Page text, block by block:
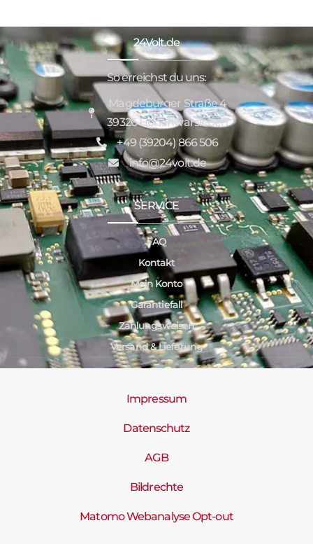
24Volt.de
So erreichst du uns:
Magdeburger Straße 4
39326 Hohenwarsleben
+49 (39204) 866 506
info@24volt.de
SERVICE
FAQ
Kontakt
Mein Konto
Garantiefall
Zahlungsweisen
Versand & Lieferung
Impressum
Datenschutz
AGB
Bildrechte
Matomo Webanalyse Opt-out